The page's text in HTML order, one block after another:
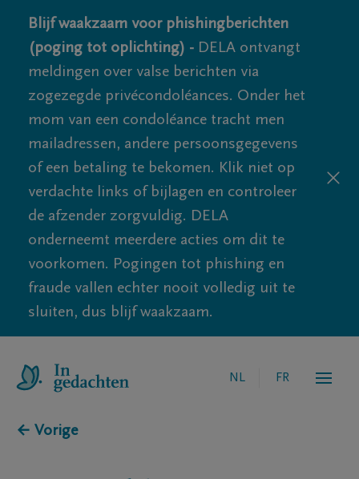
Blijf waakzaam voor phishingberichten
(poging tot oplichting) - DELA ontvangt
meldingen over valse berichten via
zogezegde privécondoléances. Onder het
mom van een condoléance tracht men
mailadressen, andere persoonsgegevens
of een betaling te bekomen. Klik niet op
verdachte links of bijlagen en controleer
de afzender zorgvuldig. DELA
onderneemt meerdere acties om dit te
voorkomen. Pogingen tot phishing en
fraude vallen echter nooit volledig uit te
sluiten, dus blijf waakzaam.
NL FR
← Vorige